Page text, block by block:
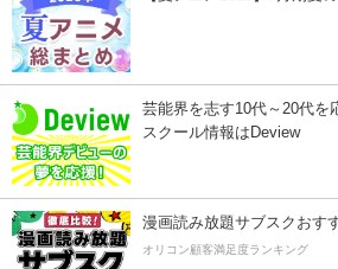
芸能界を志す10代～20代を
スクール情報はDeview
漫画読み放題サブスクおす
オリコン顧客満足度ランキング